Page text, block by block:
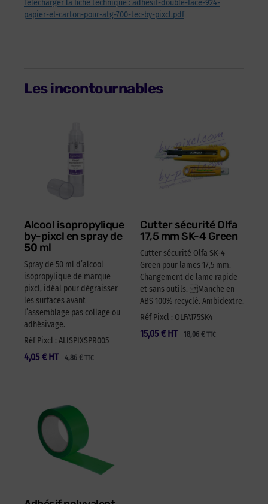
Télécharger la fiche technique : adhesif-double-face-924-
papier-et-carton-pour-atg-700-tec-by-pixcl.pdf
Les incontournables
Alcool isopropylique
by-pixcl en spray de
50 ml
Spray de 50 ml d’alcool
isopropylique de marque
pixcl, idéal pour dégraisser
les surfaces avant
l’assemblage pas collage ou
adhésivage.
Réf Pixcl : ALISPIXSPR005
4,05 € 4,86 € TTC
HT
Cutter sécurité Olfa
17,5 mm SK-4 Green
Cutter sécurité Olfa SK-4
Green pour lames 17,5 mm.
Changement de lame rapide
et sans outils. Manche en
ABS 100% recyclé. Ambidextre.
Réf Pixcl : OLFA175SK4
15,05 € 18,06 € TTC
HT